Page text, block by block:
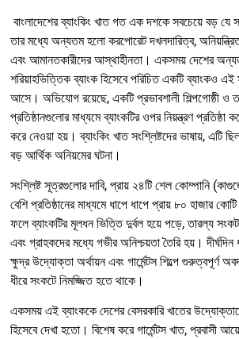
বাংলাদেশের ব্যাংকিং খাত গত এক দশকে সবচেয়ে বড় যে
তার মধ্যে অন্যতম হলো করপোরেট দখলদারিত্ব,
এবং আমানতকারীদের আস্থাহীনতা। একসময় দেশের
শরিয়াহভিত্তিক ব্যাংক হিসেবে পরিচিত একটি ব্যাংকও এই
আসে। অভিযোগ রয়েছে, একটি প্রভাবশালী শিল্পগোষ্ঠী ও
প্রতিষ্ঠানগুলোর মাধ্যমে ব্যাংকটির ওপর নিয়ন্ত্রণ প্রতিষ্ঠা
করে নেওয়া হয়। ব্যাংকিং খাত সংশ্লিষ্টদের ভাষায়, এটি
বড় আর্থিক অনিয়মের ঘটনা।
সংশ্লিষ্ট সূত্রগুলোর দাবি, প্রায় ২৪টি শেল কোম্পানি
বেশি প্রতিষ্ঠানের মাধ্যমে ধাপে ধাপে প্রায় ৮০ হাজার
ফলে ব্যাংকটির মূলধন ভিত্তি দুর্বল হয়ে পড়ে, তারল্য
এবং গ্রাহকদের মধ্যে গভীর অনিশ্চয়তা তৈরি হয়। দীর্ঘদিন
ক্ষুদ্র উদ্যোক্তা অর্থায়ন এবং গার্মেন্টস শিল্পে গুরুত্বপূর্ণ
ধীরে সংকটে নিমজ্জিত হতে থাকে।
একসময় এই ব্যাংককে দেশের বেসরকারি খাতের
হিসেবে দেখা হতো। বিশেষ করে গার্মেন্টস খাত, প্রবাসী